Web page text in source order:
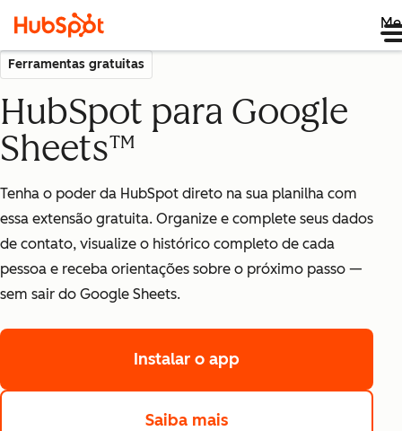
Ferramentas gratuitas
HubSpot para Google
Sheets™
Tenha o poder da HubSpot direto na sua planilha com
essa extensão gratuita. Organize e complete seus dados
de contato, visualize o histórico completo de cada
pessoa e receba orientações sobre o próximo passo —
sem sair do Google Sheets.
Instalar o app
Saiba mais